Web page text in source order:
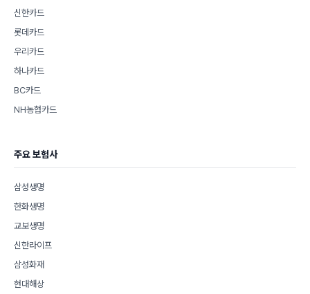
신한카드
롯데카드
우리카드
하나카드
BC카드
NH농협카드
주요 보험사
삼성생명
한화생명
교보생명
신한라이프
삼성화재
현대해상